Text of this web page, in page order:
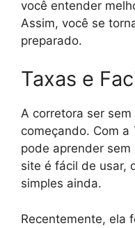
você entender
Assim, você se
preparado.
Taxas e
A corretora ser
começando. Com a
pode aprender
site é fácil de usar,
simples ainda.
Recentemente, ela